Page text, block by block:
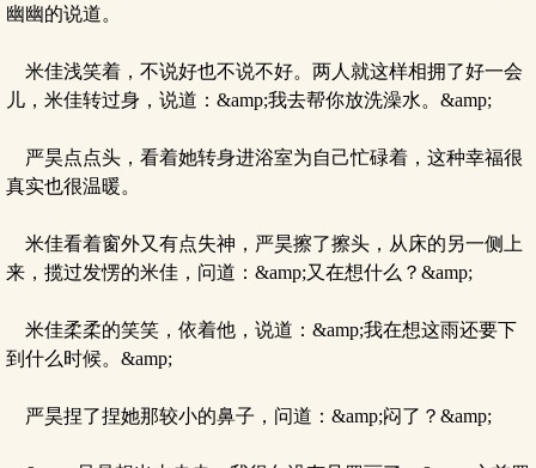
幽幽的说道。
米佳浅笑着，不说好也不说不好。两人就这样相拥了好一会
儿，米佳转过身，说道：&amp;我去帮你放洗澡水。&amp;
严昊点点头，看着她转身进浴室为自己忙碌着，这种幸福很
真实也很温暖。
米佳看着窗外又有点失神，严昊擦了擦头，从床的另一侧上
来，揽过发愣的米佳，问道：&amp;又在想什么？&amp;
米佳柔柔的笑笑，依着他，说道：&amp;我在想这雨还要下
到什么时候。&amp;
严昊捏了捏她那较小的鼻子，问道：&amp;闷了？&amp;